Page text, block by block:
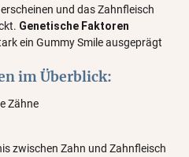
und das Zahnfleisch
Genetische Faktoren
ein Gummy Smile ausgeprägt
im Überblick:
Zähne
zwischen Zahn und Zahnfleisch